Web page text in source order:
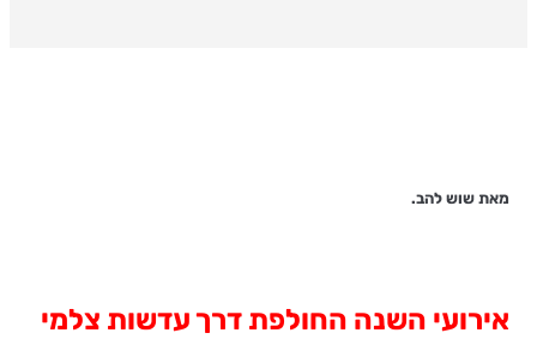
מאת שוש להב.
אירועי השנה החולפת דרך עדשות צלמי